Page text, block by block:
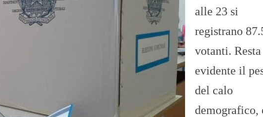
T
E
alle 23 si
registrano
votanti. Resta
evidente il
del calo
demografico,